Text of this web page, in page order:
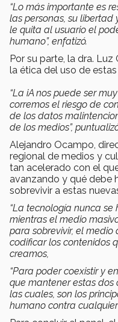
“Lo más importante es
las personas, su
le quita al usuario el
humano”, enfatizó.
Por su parte, la dra. Luz
la ética del uso de
“La iA nos puede ser
corremos el riesgo de
de los datos
de los medios”,
Alejandro Ocampo,
regional de medios y
tan acelerado con el
avanzando y qué debe
sobrevivir a estas
“La tecnología nunca
mientras el medio
para sobrevivir, el
codificar los contenidos
creamos,
“Para poder coexistir y
que mantener estas dos
las cuales, son los
humano contra